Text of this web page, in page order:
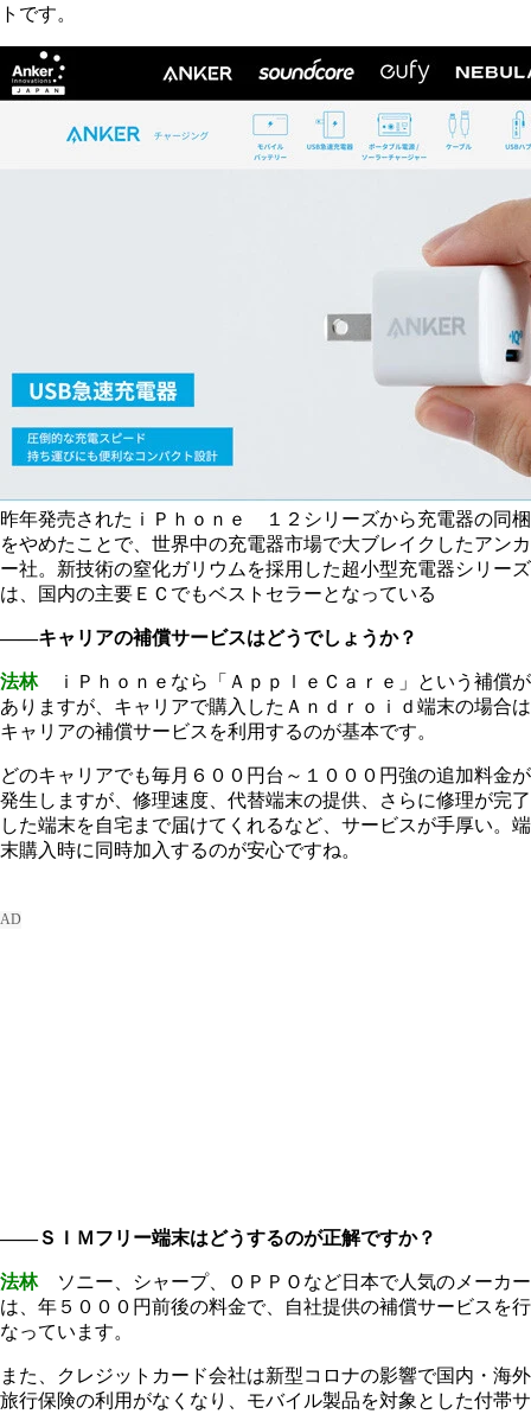
トです。
昨年発売されたｉＰｈｏｎｅ １２シリーズから充電器の同梱
をやめたことで、世界中の充電器市場で大ブレイクしたアンカ
ー社。新技術の窒化ガリウムを採用した超小型充電器シリーズ
は、国内の主要ＥＣでもベストセラーとなっている
――キャリアの補償サービスはどうでしょうか？
法林ｉＰｈｏｎｅなら「ＡｐｐｌｅＣａｒｅ」という補償が
ありますが、キャリアで購入したＡｎｄｒｏｉｄ端末の場合は
キャリアの補償サービスを利用するのが基本です。
どのキャリアでも毎月６００円台～１０００円強の追加料金が
発生しますが、修理速度、代替端末の提供、さらに修理が完了
した端末を自宅まで届けてくれるなど、サービスが手厚い。端
末購入時に同時加入するのが安心ですね。
――ＳＩＭフリー端末はどうするのが正解ですか？
法林ソニー、シャープ、ＯＰＰＯなど日本で人気のメーカー
は、年５０００円前後の料金で、自社提供の補償サービスを行
なっています。
また、クレジットカード会社は新型コロナの影響で国内・海外
旅行保険の利用がなくなり、モバイル製品を対象とした付帯サ